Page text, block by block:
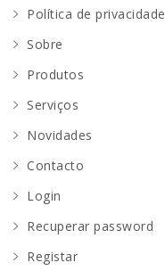
Política de privacidade
Sobre
Produtos
Serviços
Novidades
Contacto
Login
Recuperar password
Registar